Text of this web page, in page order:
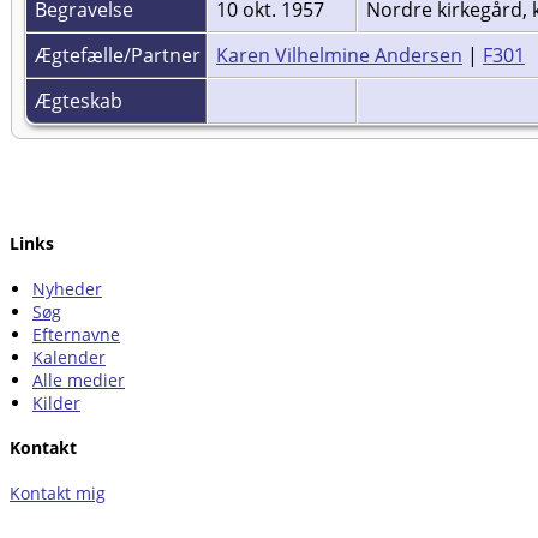
Begravelse
10 okt. 1957
Nordre kirkegård,
Ægtefælle/Partner
Karen Vilhelmine Andersen | F301
Ægteskab
Links
Nyheder
Søg
Efternavne
Kalender
Alle medier
Kilder
Kontakt
Kontakt mig